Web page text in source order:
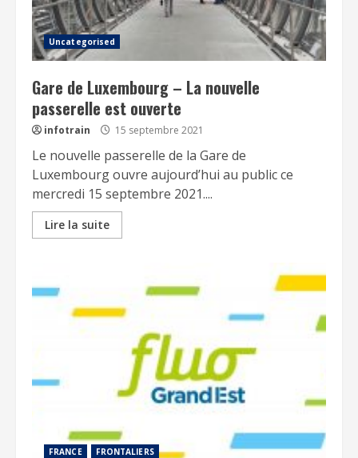
Uncategorised
Gare de Luxembourg – La nouvelle
passerelle est ouverte
infotrain 15 septembre 2021
Le nouvelle passerelle de la Gare de
Luxembourg ouvre aujourd’hui au public ce
mercredi 15 septembre 2021....
Lire la suite
FRANCE FRONTALIERS